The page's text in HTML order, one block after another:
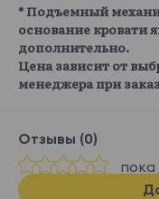
* Подъемный
основание кровати
дополнительно.
Цена зависит от
менеджера при
Отзывы (0)
пока